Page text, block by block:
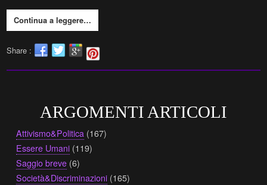
Continua a leggere…
Share :
ARGOMENTI ARTICOLI
Attivismo&Politica (167)
Essere Umani (119)
Saggio breve (6)
Società&Discriminazioni (165)